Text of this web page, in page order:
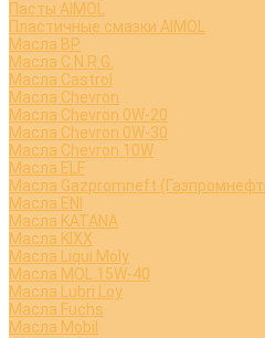
Пасты AIMOL
Пластичные смазки AIMOL
Масла BP
Масла C.N.R.G.
Масла Castrol
Масла Chevron
Масла Chevron 0W-20
Масла Chevron 0W-30
Масла Chevron 10W
Масла ELF
Масла Gazpromneft
Масла ENI
Масла KATANA
Масла KIXX
Масла Liqui Moly
Масла MOL 15W-40
Масла Lubri Loy
Масла Fuchs
Масла Mobil